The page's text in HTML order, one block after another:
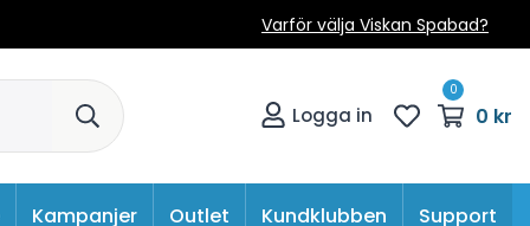
Varför välja Viskan Spabad?
Logga in
0
0 kr
Kampanjer Outlet Kundklubben Support